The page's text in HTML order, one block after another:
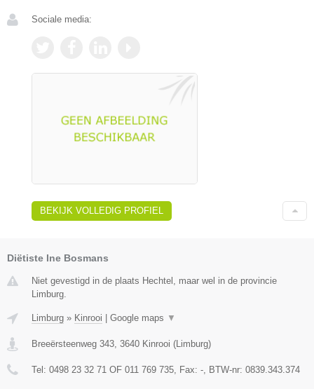
Sociale media:
BEKIJK VOLLEDIG PROFIEL
Diëtiste Ine Bosmans
Niet gevestigd in de plaats Hechtel, maar wel in de provincie
Limburg.
Limburg » Kinrooi Google maps ▼
Breeërsteenweg 343 3640 Kinrooi ( Limburg)
Tel: 0498 23 32 71 OF 011 769 735 , Fax: - , BTW-nr: 0839.343.374